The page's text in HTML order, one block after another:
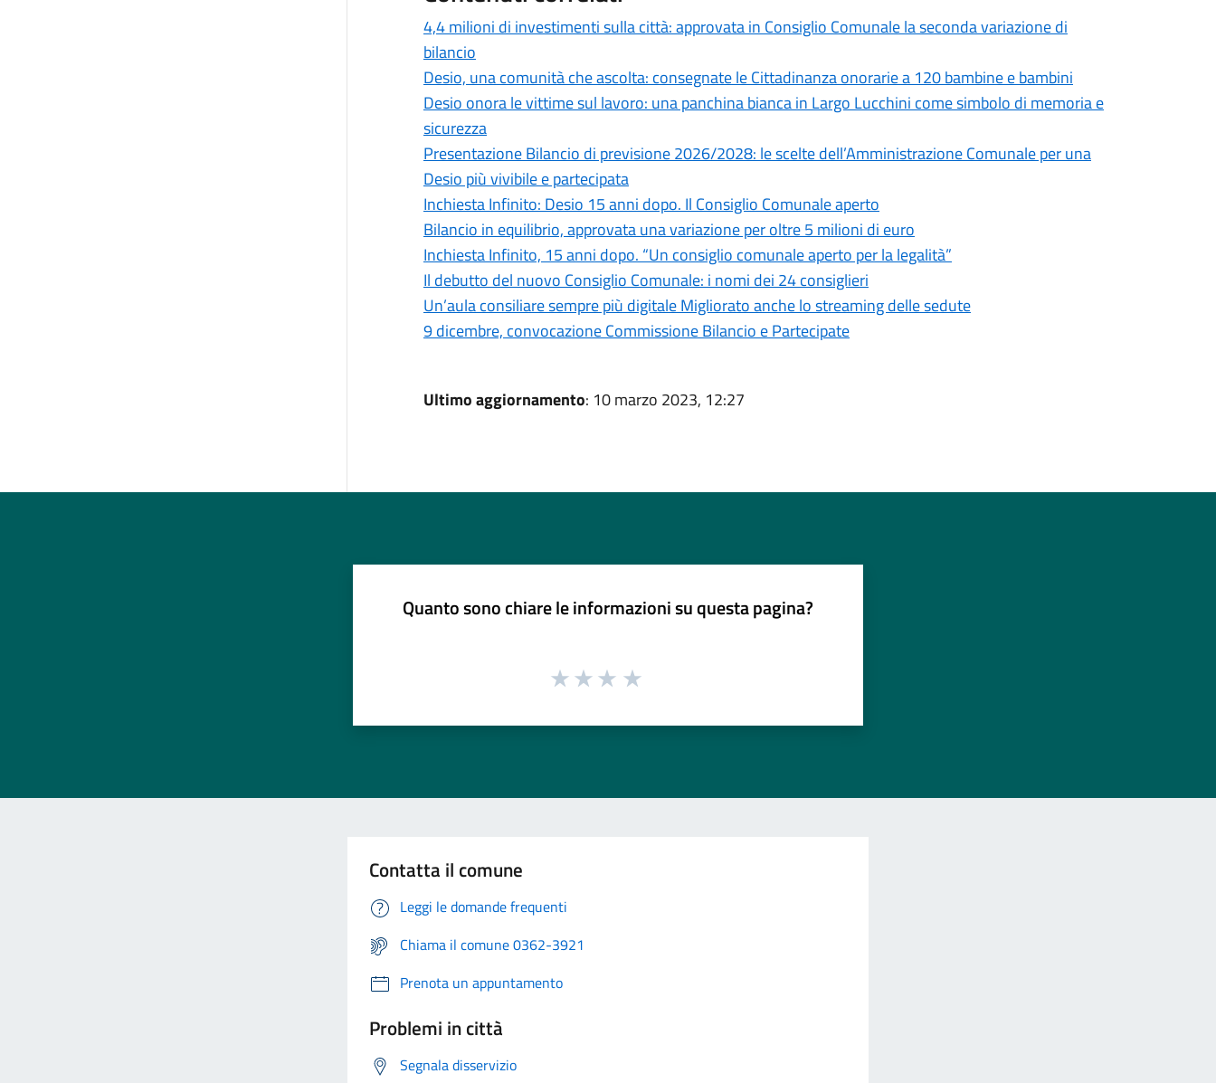
4,4 milioni di investimenti sulla città: approvata in Consiglio Comunale la seconda variazione di
bilancio
Desio, una comunità che ascolta: consegnate le Cittadinanza onorarie a 120 bambine e bambini
Desio onora le vittime sul lavoro: una panchina bianca in Largo Lucchini come simbolo di memoria e
sicurezza
Presentazione Bilancio di previsione 2026/2028: le scelte dell’Amministrazione Comunale per una
Desio più vivibile e partecipata
Inchiesta Infinito: Desio 15 anni dopo. Il Consiglio Comunale aperto
Bilancio in equilibrio, approvata una variazione per oltre 5 milioni di euro
Inchiesta Infinito, 15 anni dopo. “Un consiglio comunale aperto per la legalità”
Il debutto del nuovo Consiglio Comunale: i nomi dei 24 consiglieri
Un’aula consiliare sempre più digitale Migliorato anche lo streaming delle sedute
9 dicembre, convocazione Commissione Bilancio e Partecipate
Ultimo aggiornamento: 10 marzo 2023, 12:27
Quanto sono chiare le informazioni su questa pagina?
Contatta il comune
Leggi le domande frequenti
Chiama il comune 0362-3921
Prenota un appuntamento
Problemi in città
Segnala disservizio